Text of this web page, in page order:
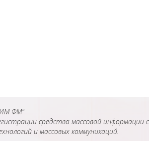
ФМ"
средства массовой
и массовых коммуникаций.